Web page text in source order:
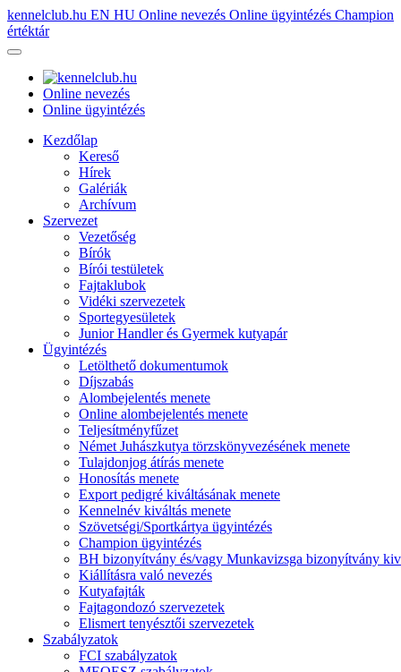
kennelclub.hu EN HU Online nevezés Online ügyintézés Champion
értéktár
Online nevezés
Online ügyintézés
Kezdőlap
Kereső
Hírek
Galériák
Archívum
Szervezet
Vezetőség
Bírók
Bírói testületek
Fajtaklubok
Vidéki szervezetek
Sportegyesületek
Junior Handler és Gyermek kutyapár
Ügyintézés
Letölthető dokumentumok
Díjszabás
Alombejelentés menete
Online alombejelentés menete
Teljesítményfűzet
Német Juhászkutya törzskönyvezésének menete
Tulajdonjog átírás menete
Honosítás menete
Export pedigré kiváltásának menete
Kennelnév kiváltás menete
Szövetségi/Sportkártya ügyintézés
Champion ügyintézés
BH bizonyítvány és/vagy Munkavizsga bizonyítvány
Kiállításra való nevezés
Kutyafajták
Fajtagondozó szervezetek
Elismert tenyésztői szervezetek
Szabályzatok
FCI szabályzatok